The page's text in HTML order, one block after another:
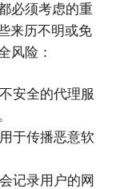
必须考虑的重
来历不明或免
风险：
安全的代理服
于传播恶意软
记录用户的网